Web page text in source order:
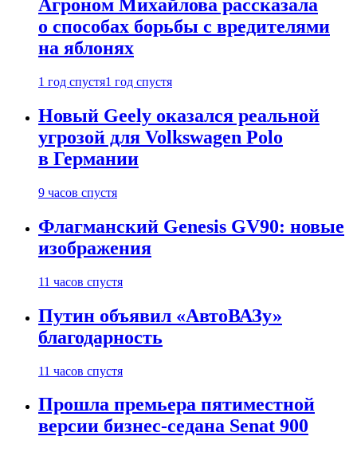
Агроном Михайлова рассказала
о способах борьбы с вредителями
на яблонях
1 год спустя1 год спустя
Новый Geely оказался реальной
угрозой для Volkswagen Polo
в Германии
9 часов спустя
Флагманский Genesis GV90: новые
изображения
11 часов спустя
Путин объявил «АвтоВАЗу»
благодарность
11 часов спустя
Прошла премьера пятиместной
версии бизнес-седана Senat 900